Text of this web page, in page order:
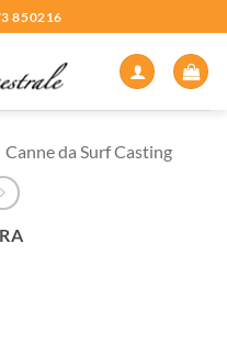
850216
Canne da Surf Casting